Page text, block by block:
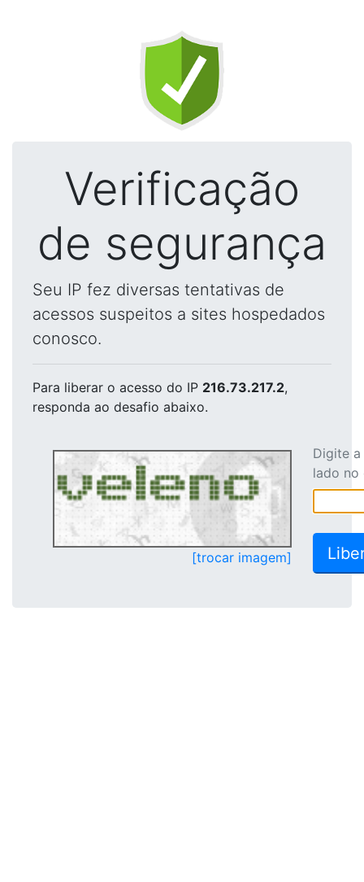
Verificação
de segurança
Seu IP fez diversas tentativas de
acessos suspeitos a sites hospedados
conosco.
Para liberar o acesso do IP 216.73.217.2,
responda ao desafio abaixo.
[trocar imagem]
Digite
lado no